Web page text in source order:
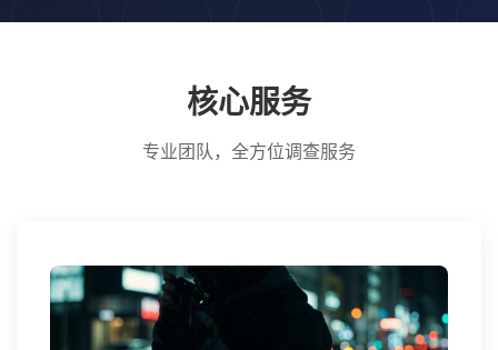
核心服务
专业团队，全方位调查服务